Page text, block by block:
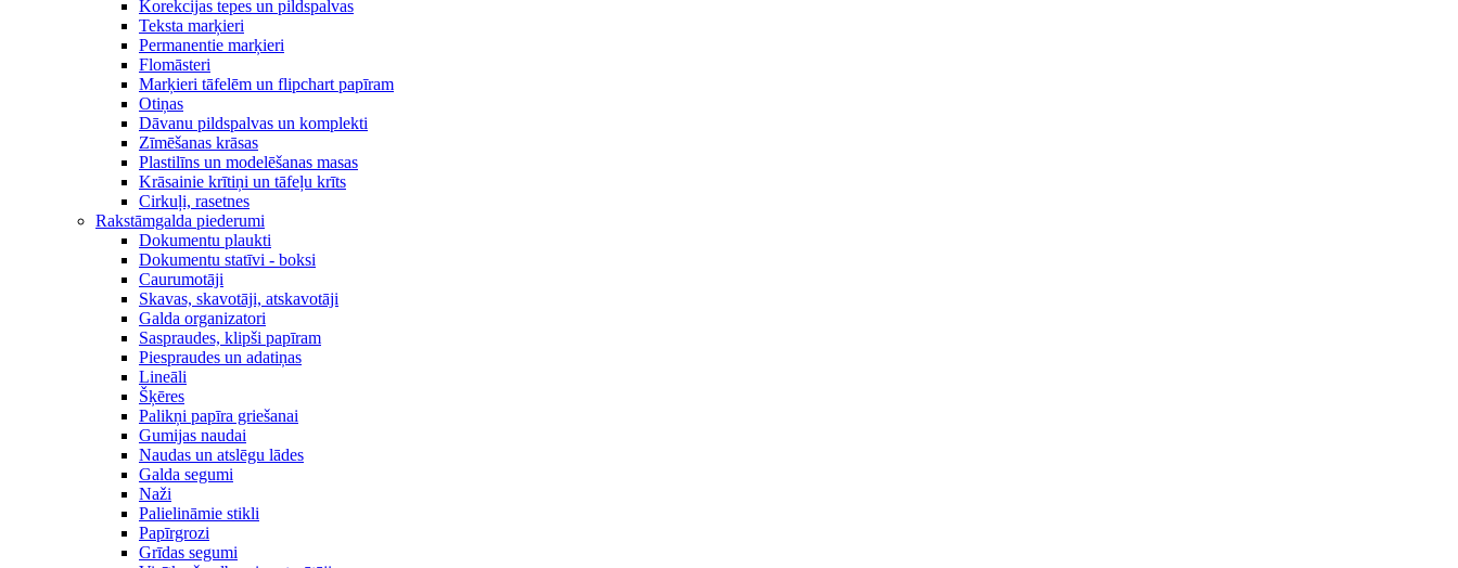
Korekcijas tepes un pildspalvas
Teksta marķieri
Permanentie marķieri
Flomāsteri
Marķieri tāfelēm un flipchart papīram
Otiņas
Dāvanu pildspalvas un komplekti
Zīmēšanas krāsas
Plastilīns un modelēšanas masas
Krāsainie krītiņi un tāfeļu krīts
Cirkuļi, rasetnes
Rakstāmgalda piederumi
Dokumentu plaukti
Dokumentu statīvi - boksi
Caurumotāji
Skavas, skavotāji, atskavotāji
Galda organizatori
Saspraudes, klipši papīram
Piespraudes un adatiņas
Lineāli
Šķēres
Palikņi papīra griešanai
Gumijas naudai
Naudas un atslēgu lādes
Galda segumi
Naži
Palielināmie stikli
Papīrgrozi
Grīdas segumi